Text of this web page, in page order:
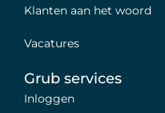
Klanten aan het woord
Vacatures
Grub services
Inloggen